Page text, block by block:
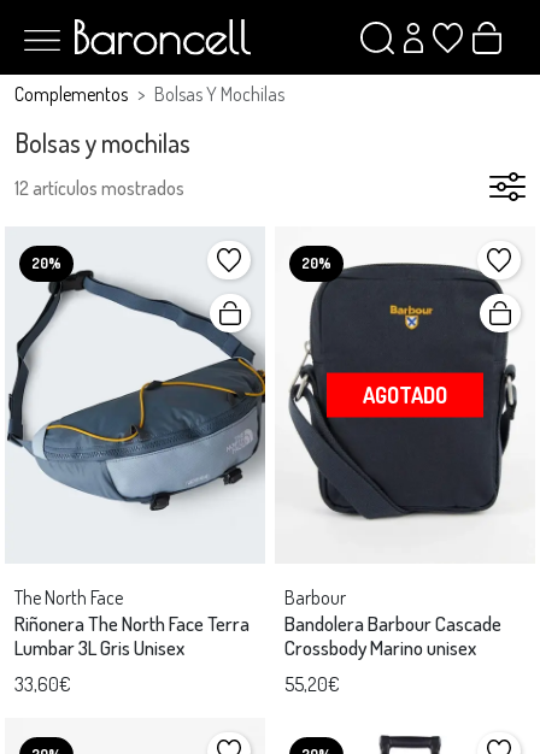
Complementos Bolsas Y Mochilas
Bolsas y mochilas
12 artículos mostrados
20%
The North Face
Riñonera The North Face Terra
Lumbar 3L Gris Unisex
33,60€
20%
AGOTADO
Barbour
Bandolera Barbour Cascade
Crossbody Marino unisex
55,20€